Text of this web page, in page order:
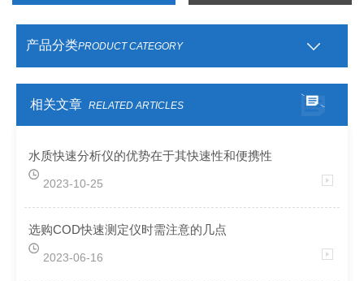
产品分类PRODUCT CATEGORY
相关文章 RELATED ARTICLES
水质快速分析仪的优势在于其快速性和便携性
2023-10-25
选购COD快速测定仪时需注意的几点
2023-06-16